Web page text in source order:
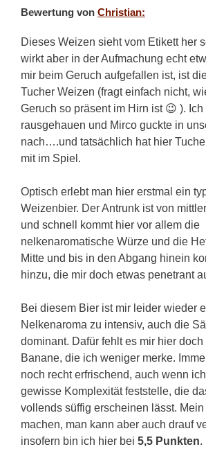
Bewertung von Christian:
Dieses Weizen sieht vom Etikett her
wirkt aber in der Aufmachung echt
mir beim Geruch aufgefallen ist, ist
Tucher Weizen (fragt einfach nicht,
Geruch so präsent im Hirn ist 😉 ).
rausgehauen und Mirco guckte in
nach….und tatsächlich hat hier
mit im Spiel.
Optisch erlebt man hier erstmal ein
Weizenbier. Der Antrunk ist von
und schnell kommt hier vor allem die
nelkenaromatische Würze und die
Mitte und bis in den Abgang hinein
hinzu, die mir doch etwas penetrant
Bei diesem Bier ist mir leider wieder
Nelkenaroma zu intensiv, auch die
dominant. Dafür fehlt es mir hier
Banane, die ich weniger merke.
noch recht erfrischend, auch wenn
gewisse Komplexität feststelle, die
vollends süffig erscheinen lässt.
machen, man kann aber auch drauf
insofern bin ich hier bei 5,5 Punkten.